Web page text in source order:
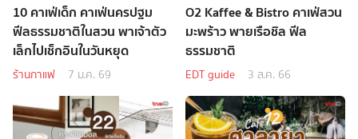
10 คาเฟ่เด็ก คาเฟ่นครปฐม
ฟีลธรรมชาติในสวน พาเจ้าตัว
เล็กไปเช็กอินในวันหยุด
ร้านกาแฟ 7 ม.ค. 69
O2 Kaffee & Bistro คาเฟ่สวน
มะพร้าว พายเรือชิล ฟีล
ธรรมชาติ
EDT guide 3 ส.ค. 66